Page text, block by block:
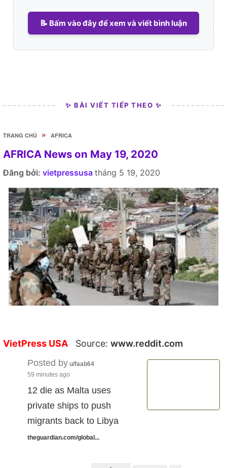
📝 Bấm vào đây để xem và viết bình luận
✨ BÀI VIẾT TIẾP THEO ✨
TRANG CHỦ » AFRICA
AFRICA News on May 19, 2020
Đăng bởi: vietpressusa tháng 5 19, 2020
VietPress USA Source: www.reddit.com
Posted by u/faab64
59 minutes ago
12 die as Malta uses
private ships to push
migrants back to Libya
theguardian.com/global...